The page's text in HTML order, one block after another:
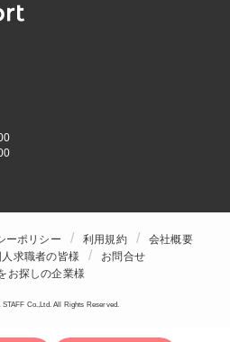
ーポリシー 利用規約
会社概要
求職者の皆様
お問合せ
お探しの企業様
Co.,Ltd. All Rights Reserved.